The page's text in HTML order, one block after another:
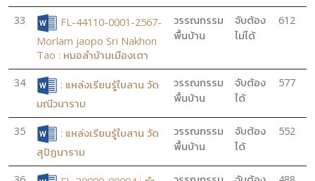
33
FL-44110-0001-2567-
Morlam jaopo Sri Nakhon
Tao : หมอลำบ้านเมืองเตา
วรรณกรรม
พื้นบ้าน
จับต้อง
ไม่ได้
612
34
: แหล่งเรียนรู้ใบลาน วัด
มณีวนาราม
วรรณกรรม
พื้นบ้าน
จับต้อง
ได้
577
35
: แหล่งเรียนรู้ใบลาน วัด
สุปัฏนาราม
วรรณกรรม
พื้นบ้าน
จับต้อง
ได้
552